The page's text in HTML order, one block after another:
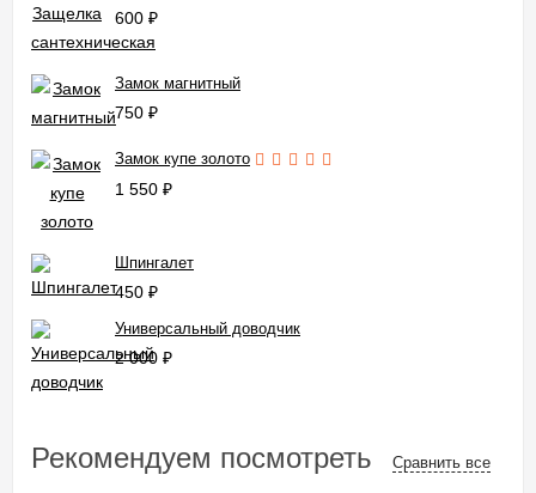
600 ₽
Замок магнитный
750 ₽
Замок купе золото
1 550 ₽
Шпингалет
450 ₽
Универсальный доводчик
2 000 ₽
Рекомендуем посмотреть Сравнить все